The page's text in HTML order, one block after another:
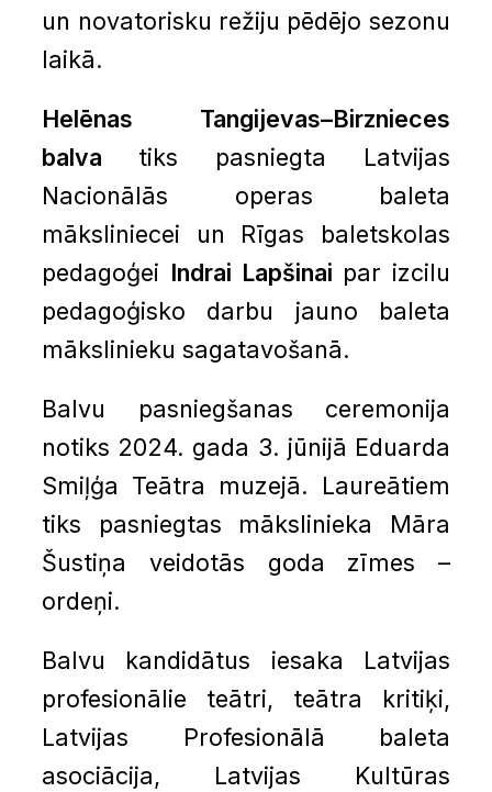
un novatorisku režiju pēdējo sezonu
laikā.
Helēnas Tangijevas–Birznieces
balva tiks pasniegta Latvijas
Nacionālās operas baleta
māksliniecei un Rīgas baletskolas
pedagoģei Indrai Lapšinai par izcilu
pedagoģisko darbu jauno baleta
mākslinieku sagatavošanā.
Balvu pasniegšanas ceremonija
notiks 2024. gada 3. jūnijā Eduarda
Smiļģa Teātra muzejā. Laureātiem
tiks pasniegtas mākslinieka Māra
Šustiņa veidotās goda zīmes –
ordeņi.
Balvu kandidātus iesaka Latvijas
profesionālie teātri, teātra kritiķi,
Latvijas Profesionālā baleta
asociācija, Latvijas Kultūras